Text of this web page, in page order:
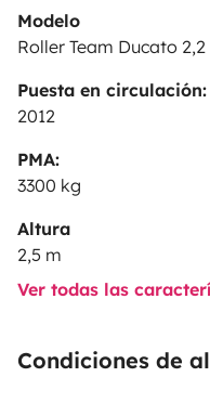
Modelo
Roller Team Ducato 2,2
Puesta en circulación:
2012
PMA:
3300 kg
Altura
2,5 m
Ver todas las
Condiciones de